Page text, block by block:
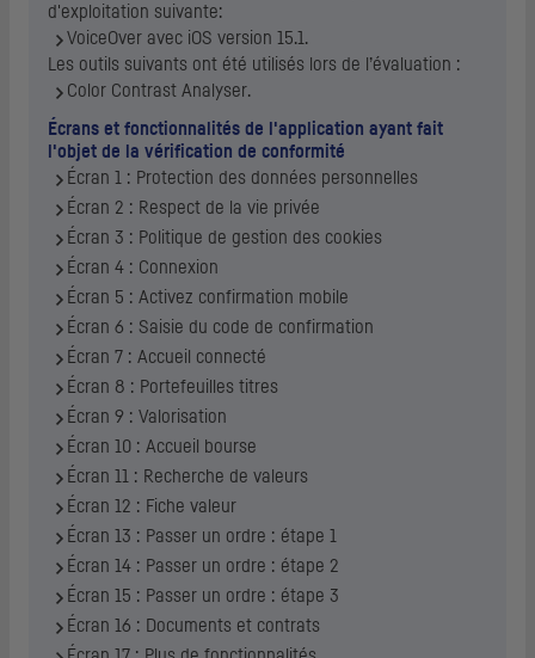
d'exploitation suivante:
VoiceOver avec iOS version 15.1.
Les outils suivants ont été utilisés lors de l’évaluation :
Color Contrast Analyser.
Écrans et fonctionnalités de l'application ayant fait
l'objet de la vérification de conformité
Écran 1 : Protection des données personnelles
Écran 2 : Respect de la vie privée
Écran 3 : Politique de gestion des cookies
Écran 4 : Connexion
Écran 5 : Activez confirmation mobile
Écran 6 : Saisie du code de confirmation
Écran 7 : Accueil connecté
Écran 8 : Portefeuilles titres
Écran 9 : Valorisation
Écran 10 : Accueil bourse
Écran 11 : Recherche de valeurs
Écran 12 : Fiche valeur
Écran 13 : Passer un ordre : étape 1
Écran 14 : Passer un ordre : étape 2
Écran 15 : Passer un ordre : étape 3
Écran 16 : Documents et contrats